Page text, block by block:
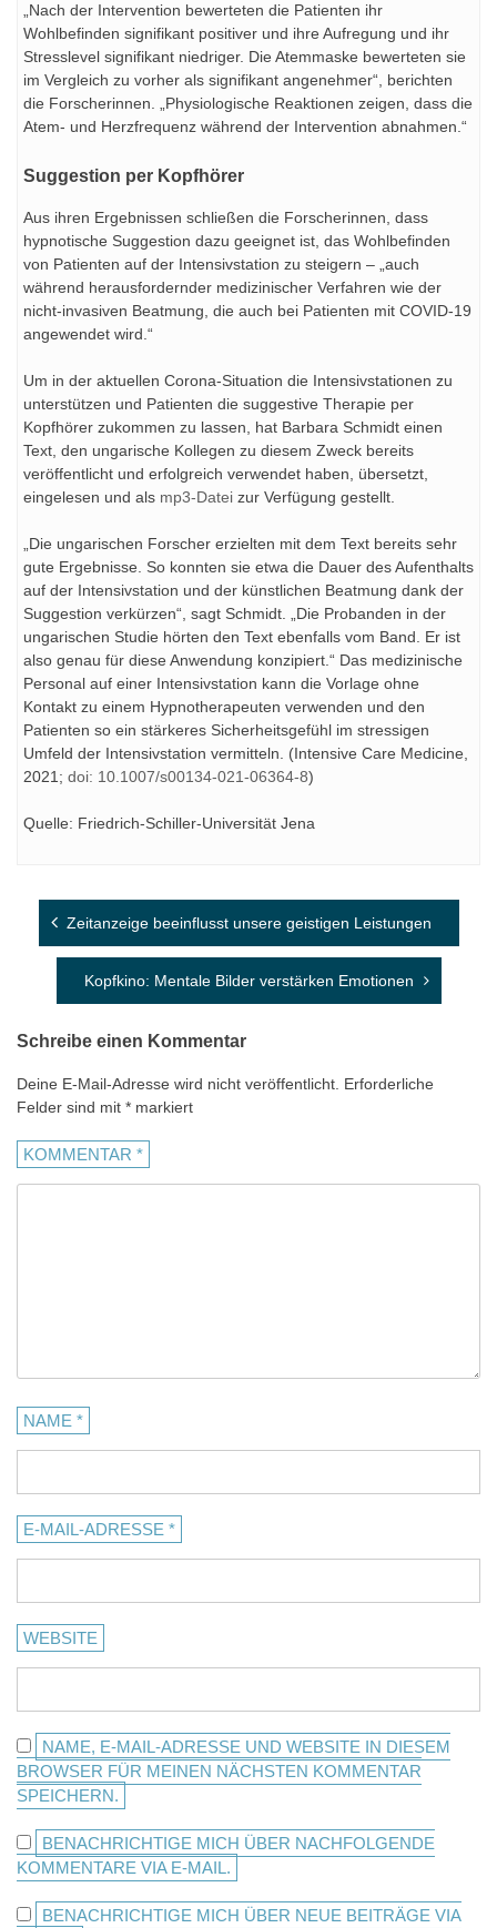
„Nach der Intervention bewerteten die Patienten ihr
Wohlbefinden signifikant positiver und ihre Aufregung und ihr
Stresslevel signifikant niedriger. Die Atemmaske bewerteten sie
im Vergleich zu vorher als signifikant angenehmer“, berichten
die Forscherinnen. „Physiologische Reaktionen zeigen, dass die
Atem- und Herzfrequenz während der Intervention abnahmen.“
Suggestion per Kopfhörer
Aus ihren Ergebnissen schließen die Forscherinnen, dass
hypnotische Suggestion dazu geeignet ist, das Wohlbefinden
von Patienten auf der Intensivstation zu steigern – „auch
während herausfordernder medizinischer Verfahren wie der
nicht-invasiven Beatmung, die auch bei Patienten mit COVID-19
angewendet wird.“
Um in der aktuellen Corona-Situation die Intensivstationen zu
unterstützen und Patienten die suggestive Therapie per
Kopfhörer zukommen zu lassen, hat Barbara Schmidt einen
Text, den ungarische Kollegen zu diesem Zweck bereits
veröffentlicht und erfolgreich verwendet haben, übersetzt,
eingelesen und als mp3-Datei zur Verfügung gestellt.
„Die ungarischen Forscher erzielten mit dem Text bereits sehr
gute Ergebnisse. So konnten sie etwa die Dauer des Aufenthalts
auf der Intensivstation und der künstlichen Beatmung dank der
Suggestion verkürzen“, sagt Schmidt. „Die Probanden in der
ungarischen Studie hörten den Text ebenfalls vom Band. Er ist
also genau für diese Anwendung konzipiert.“ Das medizinische
Personal auf einer Intensivstation kann die Vorlage ohne
Kontakt zu einem Hypnotherapeuten verwenden und den
Patienten so ein stärkeres Sicherheitsgefühl im stressigen
Umfeld der Intensivstation vermitteln. (Intensive Care Medicine,
2021; doi: 10.1007/s00134-021-06364-8)
Quelle: Friedrich-Schiller-Universität Jena
Beitragsnavigation
Zeitanzeige beeinflusst unsere geistigen Leistungen
Kopfkino: Mentale Bilder verstärken Emotionen
Schreibe einen Kommentar
Deine E-Mail-Adresse wird nicht veröffentlicht. Erforderliche
Felder sind mit * markiert
KOMMENTAR *
NAME *
E-MAIL-ADRESSE *
WEBSITE
NAME, E-MAIL-ADRESSE UND WEBSITE IN DIESEM
BROWSER FÜR MEINEN NÄCHSTEN KOMMENTAR
SPEICHERN.
BENACHRICHTIGE MICH ÜBER NACHFOLGENDE
KOMMENTARE VIA E-MAIL.
BENACHRICHTIGE MICH ÜBER NEUE BEITRÄGE VIA